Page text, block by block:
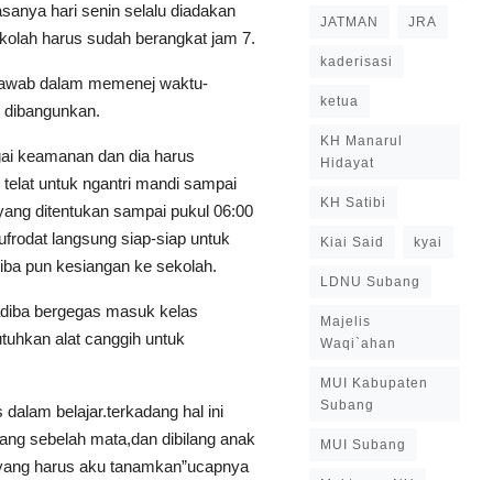
hari senin selalu diadakan
harus sudah berangkat jam 7.
dalam memenej waktu-
keamanan dan dia harus
untuk ngantri mandi sampai
ditentukan sampai pukul 06:00
langsung siap-siap untuk
pun kesiangan ke sekolah.
bergegas masuk kelas
alat canggih untuk
belajar.terkadang hal ini
sebelah mata,dan dibilang anak
harus aku tanamkan”ucapnya
JATMAN JRA
kaderisasi
ketua
KH Manarul
Hidayat
KH Satibi
Kiai Said kyai
LDNU Subang
Majelis
Waqi`ahan
MUI Kabupaten
Subang
MUI Subang